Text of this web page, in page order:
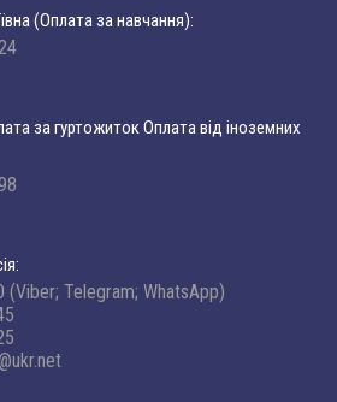
(Оплата за навчання):
за гуртожиток Оплата від іноземних
(Viber; Telegram; WhatsApp)